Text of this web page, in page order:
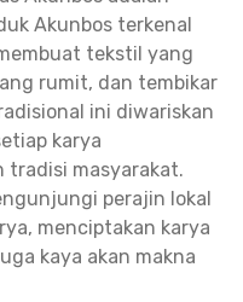
Akunbos terkenal
tekstil yang
rumit, dan tembikar
ini diwariskan
karya
tradisi masyarakat.
perajin lokal
menciptakan karya
kaya akan makna